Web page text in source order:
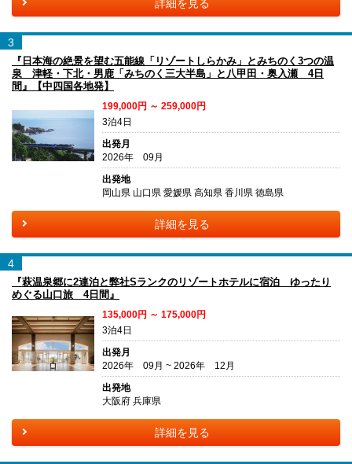
詳細を見る
3
『日本海の絶景を望む五能線「リゾートしらかみ」とみちのく3つの温
泉 津軽・下北・男鹿「みちのく三大半島」と八甲田・奥入瀬 4日
間』【中四国各地発】
199,000円 ～ 259,000円
3泊4日
出発月
2026年 09月
出発地
岡山県 山口県 愛媛県 高知県 香川県 徳島県
詳細を見る
4
『萩温泉郷に2連泊と弊社Sランクのリゾートホテルに宿泊 ゆったり
めぐる山口旅 4日間』
135,000円 ～ 175,000円
3泊4日
出発月
2026年 09月 ~ 2026年 12月
出発地
大阪府 兵庫県
詳細を見る